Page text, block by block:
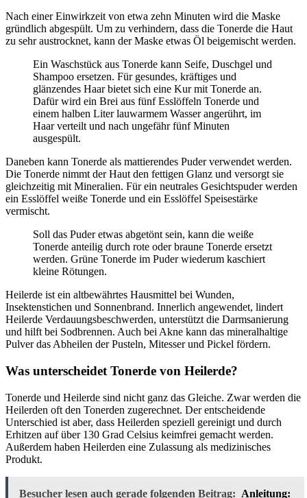
Nach einer Einwirkzeit von etwa zehn Minuten wird die Maske
gründlich abgespült. Um zu verhindern, dass die Tonerde die Haut
zu sehr austrocknet, kann der Maske etwas Öl beigemischt werden.
Ein Waschstück aus Tonerde kann Seife, Duschgel und
Shampoo ersetzen. Für gesundes, kräftiges und
glänzendes Haar bietet sich eine Kur mit Tonerde an.
Dafür wird ein Brei aus fünf Esslöffeln Tonerde und
einem halben Liter lauwarmem Wasser angerührt, im
Haar verteilt und nach ungefähr fünf Minuten
ausgespült.
Daneben kann Tonerde als mattierendes Puder verwendet werden.
Die Tonerde nimmt der Haut den fettigen Glanz und versorgt sie
gleichzeitig mit Mineralien. Für ein neutrales Gesichtspuder werden
ein Esslöffel weiße Tonerde und ein Esslöffel Speisestärke
vermischt.
Soll das Puder etwas abgetönt sein, kann die weiße
Tonerde anteilig durch rote oder braune Tonerde ersetzt
werden. Grüne Tonerde im Puder wiederum kaschiert
kleine Rötungen.
Heilerde ist ein altbewährtes Hausmittel bei Wunden,
Insektenstichen und Sonnenbrand. Innerlich angewendet, lindert
Heilerde Verdauungsbeschwerden, unterstützt die Darmsanierung
und hilft bei Sodbrennen. Auch bei Akne kann das mineralhaltige
Pulver das Abheilen der Pusteln, Mitesser und Pickel fördern.
Was unterscheidet Tonerde von Heilerde?
Tonerde und Heilerde sind nicht ganz das Gleiche. Zwar werden die
Heilerden oft den Tonerden zugerechnet. Der entscheidende
Unterschied ist aber, dass Heilerden speziell gereinigt und durch
Erhitzen auf über 130 Grad Celsius keimfrei gemacht werden.
Außerdem haben Heilerden eine Zulassung als medizinisches
Produkt.
Besucher lesen auch gerade folgenden Beitrag: Anleitung: